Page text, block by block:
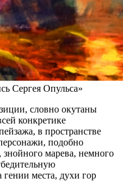
Сергея Опульса»
словно окутаны
конкретике
в пространстве
подобно
марева, немного
гении места, духи гор